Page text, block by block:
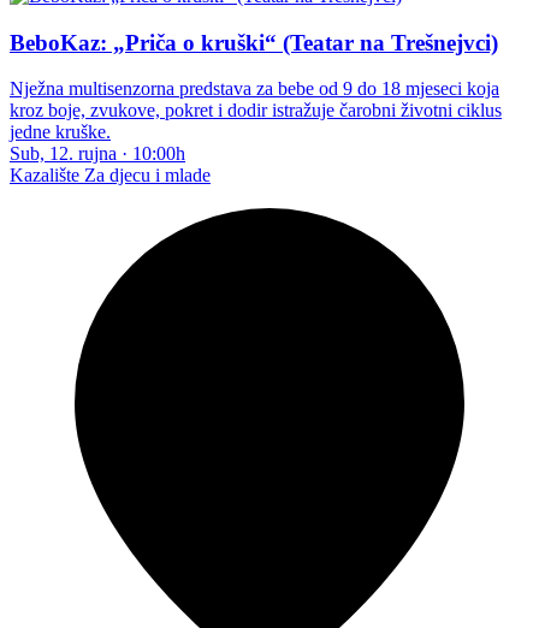
BeboKaz: „Priča o kruški“ (Teatar na Trešnejvci)
Nježna multisenzorna predstava za bebe od 9 do 18 mjeseci koja
kroz boje, zvukove, pokret i dodir istražuje čarobni životni ciklus
jedne kruške.
Sub, 12. rujna · 10:00h
Kazalište Za djecu i mlade